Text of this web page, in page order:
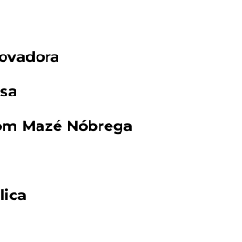
Mazé Nóbrega